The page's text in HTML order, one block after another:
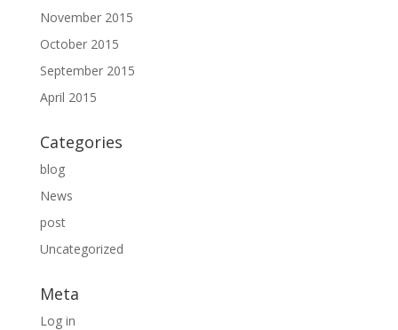
November 2015
October 2015
September 2015
April 2015
Categories
blog
News
post
Uncategorized
Meta
Log in